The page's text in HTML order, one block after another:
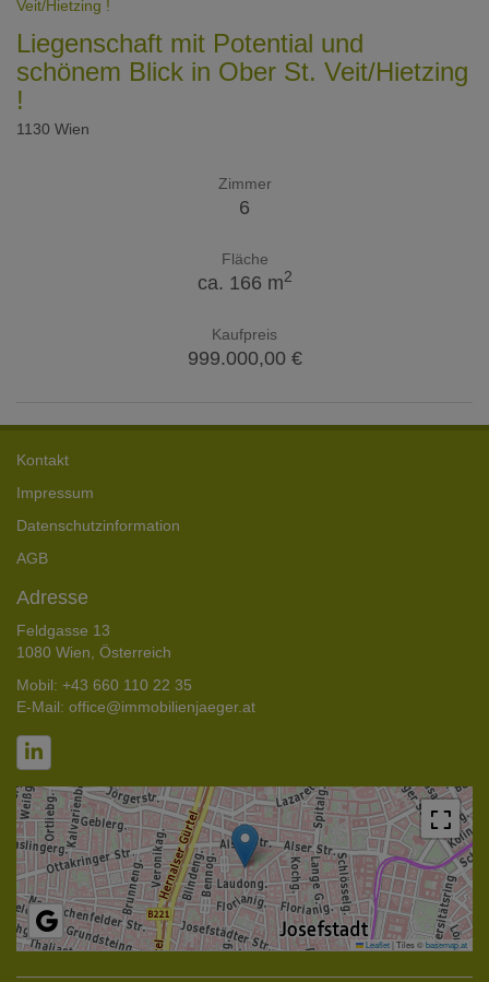
Liegenschaft mit Potential und
schönem Blick in Ober St. Veit/Hietzing
!
1130 Wien
Zimmer
6
Fläche
ca. 166 m2
Kaufpreis
999.000,00 €
Kontakt
Impressum
Datenschutzinformation
AGB
Adresse
Feldgasse 13
1080 Wien, Österreich
Mobil: +43 660 110 22 35
E-Mail: office@immobilienjaeger.at
Leaflet| Tiles ©basemap.at